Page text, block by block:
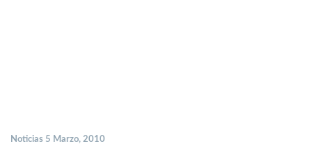
Noticias 5 Marzo, 2010